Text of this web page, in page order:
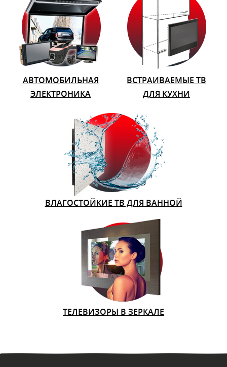
АВТОМОБИЛЬНАЯ
ЭЛЕКТРОНИКА
ВСТРАИВАЕМЫЕ ТВ
ДЛЯ КУХНИ
ВЛАГОСТОЙКИЕ ТВ ДЛЯ ВАННОЙ
ТЕЛЕВИЗОРЫ В ЗЕРКАЛЕ